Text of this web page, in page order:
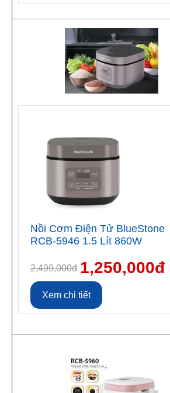
Nồi Cơm Điện Tử BlueStone
RCB-5946 1.5 Lít 860W
2,499,000đ 1,250,000đ
Xem chi tiết